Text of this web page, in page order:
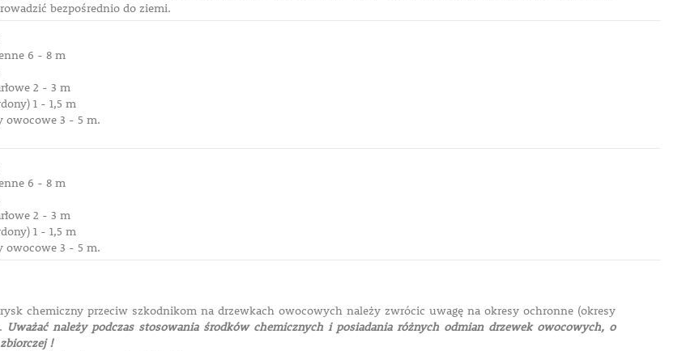
bezpośrednio do ziemi.
6 - 8 m
2 - 3 m
1 - 1,5 m
owocowe 3 - 5 m.
6 - 8 m
2 - 3 m
1 - 1,5 m
owocowe 3 - 5 m.
chemiczny przeciw szkodnikom na drzewkach owocowych należy zwrócic uwagę na okresy ochronne (okresy
Uważać należy podczas stosowania środków chemicznych i posiadania różnych odmian drzewek owocowych, o
!